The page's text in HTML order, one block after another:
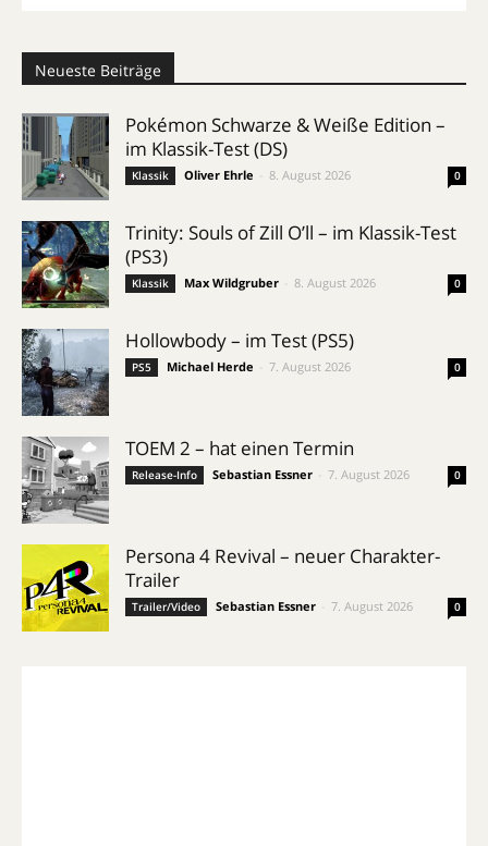
Neueste Beiträge
Pokémon Schwarze & Weiße Edition –
im Klassik-Test (DS)
Klassik Oliver Ehrle 8. August 2026 0
Trinity: Souls of Zill O’ll – im Klassik-Test
(PS3)
Klassik Max Wildgruber 8. August 2026 0
Hollowbody – im Test (PS5)
PS5 Michael Herde 7. August 2026 0
TOEM 2 – hat einen Termin
Release-Info Sebastian Essner 7. August 2026 0
Persona 4 Revival – neuer Charakter-
Trailer
Trailer/Video Sebastian Essner 7. August 2026 0